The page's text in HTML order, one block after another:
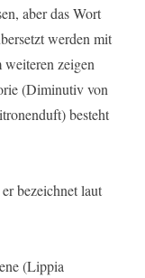
aber das Wort
werden mit
zeigen
(Diminutiv von
besteht
er bezeichnet laut
(Lippia